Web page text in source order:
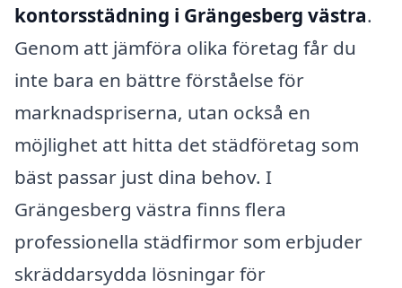
kontorsstädning i Grängesberg västra.
Genom att jämföra olika företag får du
inte bara en bättre förståelse för
marknadspriserna, utan också en
möjlighet att hitta det städföretag som
bäst passar just dina behov. I
Grängesberg västra finns flera
professionella städfirmor som erbjuder
skräddarsydda lösningar för